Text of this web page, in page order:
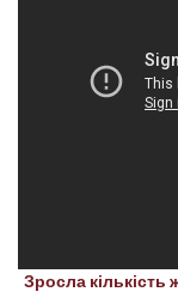
Зросла